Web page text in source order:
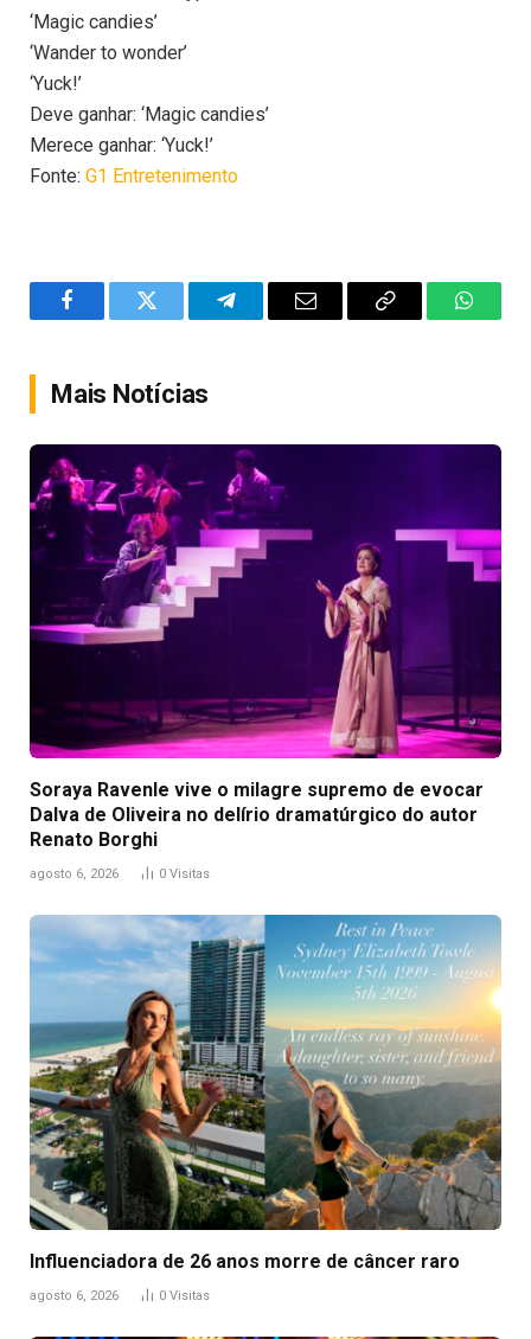
‘Magic candies’
‘Wander to wonder’
‘Yuck!’
Deve ganhar: ‘Magic candies’
Merece ganhar: ‘Yuck!’
Fonte: G1 Entretenimento
FacebookTwitter TelegramEmail
Copy
Mais Notícias
Soraya Ravenle vive o milagre supremo de evocar
Dalva de Oliveira no delírio dramatúrgico do autor
Renato Borghi
agosto 6, 2026 0 Visitas
Influenciadora de 26 anos morre de câncer raro
agosto 6, 2026 0 Visitas